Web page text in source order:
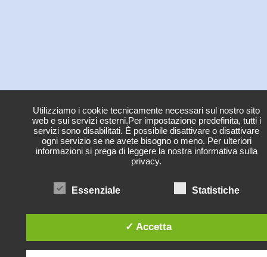
Utilizziamo i cookie tecnicamente necessari sul nostro sito
web e sui servizi esterni.Per impostazione predefinita, tutti i
servizi sono disabilitati. È possibile disattivare o disattivare
ogni servizio se ne avete bisogno o meno. Per ulteriori
informazioni si prega di leggere la nostra informativa sulla
privacy.
Essenziale Statistiche
✓ Accetta